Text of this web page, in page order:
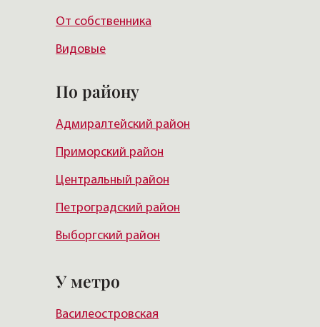
От собственника
Видовые
По району
Адмиралтейский район
Приморский район
Центральный район
Петроградский район
Выборгский район
Василеостровский район
Московский район
У метро
Василеостровская